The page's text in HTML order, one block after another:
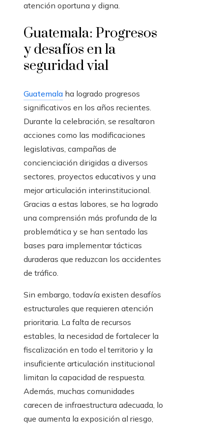
atención oportuna y digna.
Guatemala: Progresos
y desafíos en la
seguridad vial
Guatemala ha logrado progresos
significativos en los años recientes.
Durante la celebración, se resaltaron
acciones como las modificaciones
legislativas, campañas de
concienciación dirigidas a diversos
sectores, proyectos educativos y una
mejor articulación interinstitucional.
Gracias a estas labores, se ha logrado
una comprensión más profunda de la
problemática y se han sentado las
bases para implementar tácticas
duraderas que reduzcan los accidentes
de tráfico.
Sin embargo, todavía existen desafíos
estructurales que requieren atención
prioritaria. La falta de recursos
estables, la necesidad de fortalecer la
fiscalización en todo el territorio y la
insuficiente articulación institucional
limitan la capacidad de respuesta.
Además, muchas comunidades
carecen de infraestructura adecuada, lo
que aumenta la exposición al riesgo,